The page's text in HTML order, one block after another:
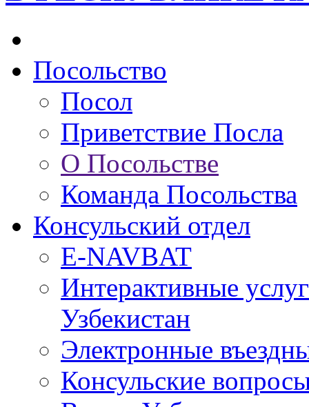
Посольство
Посол
Приветствие Посла
О Посольстве
Команда Посольства
Консульский отдел
E-NAVBAT
Интерактивные
Узбекистан
Электронные
Консульские